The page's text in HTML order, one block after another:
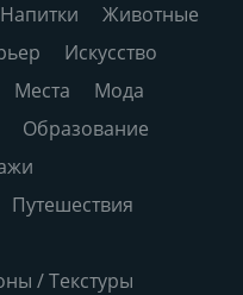
Животные
Искусство
Места
Мода
Образование
Путешествия
/ Текстуры